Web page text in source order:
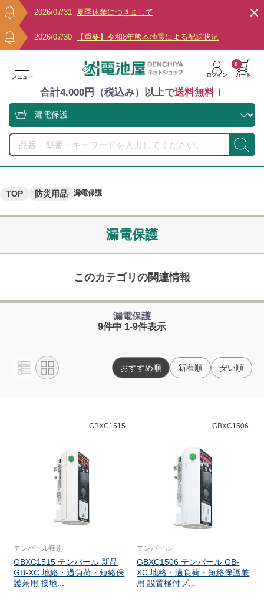
2026/07/31 夏季休業につきまして
2026/07/30 【重要】令和8年熊本地震による配送状況
メニュー ログイン カート
0
合計4,000円（税込み）以上で送料無料！
TOP 防災用品 漏電保護
漏電保護
このカテゴリの関連情報
漏電保護
9件中 1-9件表示
おすすめ順 新着順 安い順
GBXC1515
テンパール種別
GBXC1515 テンパール 新品
GB-XC 地絡・過負荷・短絡保
護兼用 接地...
GBXC1506
テンパール
GBXC1506 テンパール GB-
XC 地絡・過負荷・短絡保護兼
用 設置極付プ...